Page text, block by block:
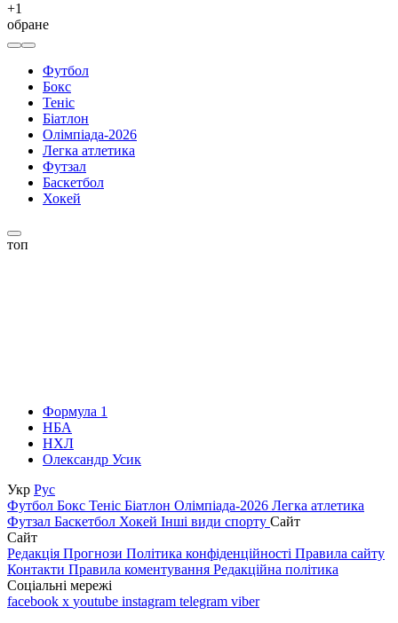
+1
обране
Футбол
Бокс
Теніс
Біатлон
Олімпіада-2026
Легка атлетика
Футзал
Баскетбол
Хокей
топ
Формула 1
НБА
НХЛ
Олександр Усик
Укр Рус
Футбол Бокс Теніс Біатлон Олімпіада-2026 Легка атлетика
Футзал Баскетбол Хокей Інші види спорту Сайт
Сайт
Редакція Прогнози Політика конфіденційності Правила сайту
Контакти Правила коментування Редакційна політика
Соціальні мережі
facebook x youtube instagram telegram viber